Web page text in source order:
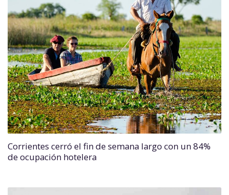
Corrientes cerró el fin de semana largo con un 84%
de ocupación hotelera